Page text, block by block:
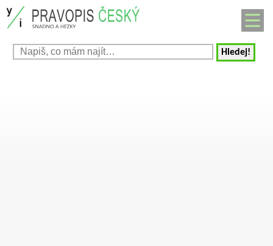
Hledej!